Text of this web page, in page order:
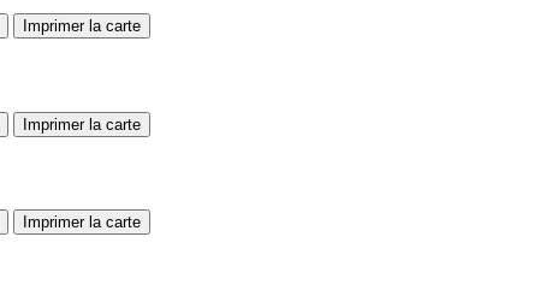
Imprimer la carte
Imprimer la carte
Imprimer la carte